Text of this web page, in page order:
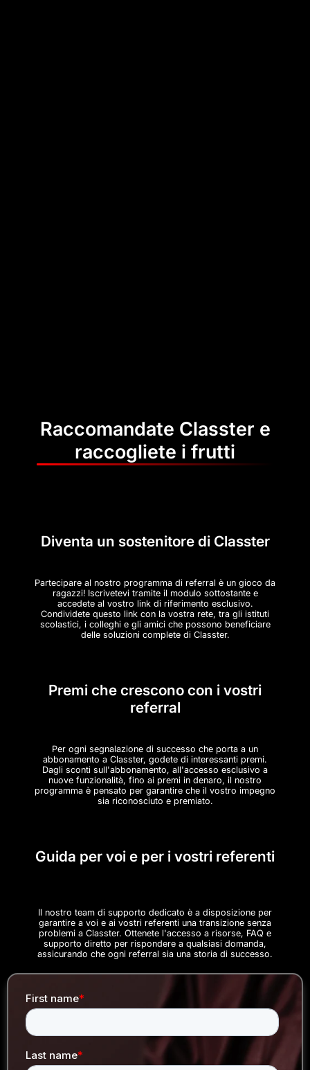
Raccomandate Classter e
raccogliete i frutti
Diventa un sostenitore di Classter
Partecipare al nostro programma di referral è un gioco da
ragazzi! Iscrivetevi tramite il modulo sottostante e
accedete al vostro link di riferimento esclusivo.
Condividete questo link con la vostra rete, tra gli istituti
scolastici, i colleghi e gli amici che possono beneficiare
delle soluzioni complete di Classter.
Premi che crescono con i vostri
referral
Per ogni segnalazione di successo che porta a un
abbonamento a Classter, godete di interessanti premi.
Dagli sconti sull'abbonamento, all'accesso esclusivo a
nuove funzionalità, fino ai premi in denaro, il nostro
programma è pensato per garantire che il vostro impegno
sia riconosciuto e premiato.
Guida per voi e per i vostri referenti
Il nostro team di supporto dedicato è a disposizione per
garantire a voi e ai vostri referenti una transizione senza
problemi a Classter. Ottenete l'accesso a risorse, FAQ e
supporto diretto per rispondere a qualsiasi domanda,
assicurando che ogni referral sia una storia di successo.